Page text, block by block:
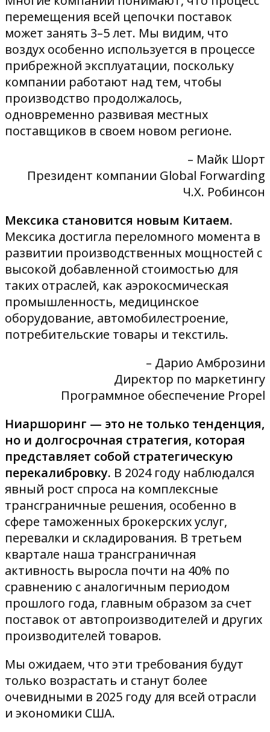
перемещения всей цепочки поставок
может занять 3–5 лет. Мы видим, что
воздух особенно используется в процессе
прибрежной эксплуатации, поскольку
компании работают над тем, чтобы
производство продолжалось,
одновременно развивая местных
поставщиков в своем новом регионе.
– Майк Шорт
Президент компании Global Forwarding
Ч.Х. Робинсон
Мексика становится новым Китаем.
Мексика достигла переломного момента в
развитии производственных мощностей с
высокой добавленной стоимостью для
таких отраслей, как аэрокосмическая
промышленность, медицинское
оборудование, автомобилестроение,
потребительские товары и текстиль.
– Дарио Амброзини
Директор по маркетингу
Программное обеспечение Propel
Ниаршоринг — это не только тенденция,
но и долгосрочная стратегия, которая
представляет собой стратегическую
перекалибровку. В 2024 году наблюдался
явный рост спроса на комплексные
трансграничные решения, особенно в
сфере таможенных брокерских услуг,
перевалки и складирования. В третьем
квартале наша трансграничная
активность выросла почти на 40% по
сравнению с аналогичным периодом
прошлого года, главным образом за счет
поставок от автопроизводителей и других
производителей товаров.
Мы ожидаем, что эти требования будут
только возрастать и станут более
очевидными в 2025 году для всей отрасли
и экономики США.